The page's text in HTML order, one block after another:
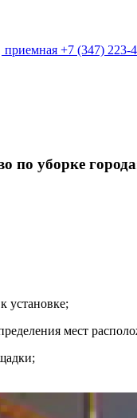
приемная +7 (347) 223-
по уборке
установке;
мест